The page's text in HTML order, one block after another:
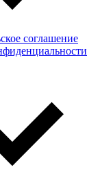
соглашение